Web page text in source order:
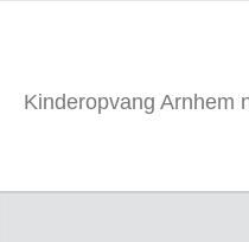
Kinderopvang Arnhem